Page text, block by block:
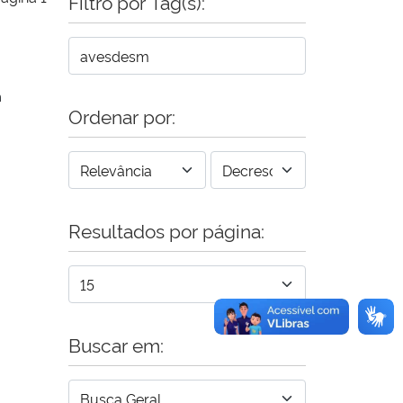
Ordenar por:
Resultados por página:
Buscar em: